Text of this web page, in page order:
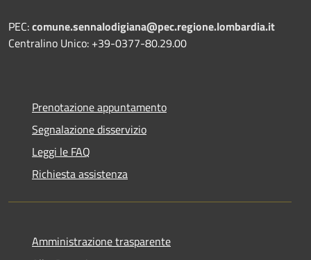
PEC:comune.sennalodigiana@pec.regione.lombardia.it
Centralino Unico: +39-0377-80.29.00
Prenotazione appuntamento
Segnalazione disservizio
Leggi le FAQ
Richiesta assistenza
Amministrazione trasparente